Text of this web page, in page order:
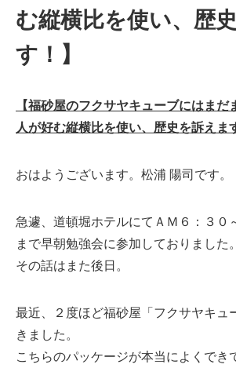
む縦横比を使い、歴
す！】
【福砂屋のフクサヤキューブにはま
人が好む縦横比を使い、歴史を訴えま
おはようございます。松浦 陽司です。
急遽、道頓堀ホテルにてＡＭ６：３０
まで早朝勉強会に参加しておりました。
その話はまた後日。
最近、２度ほど福砂屋「フクサヤキュ
きました。
こちらのパッケージが本当によくでき